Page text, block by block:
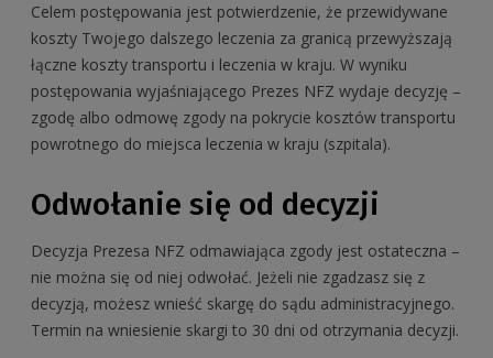
Celem postępowania jest potwierdzenie, że przewidywane
koszty Twojego dalszego leczenia za granicą przewyższają
łączne koszty transportu i leczenia w kraju. W wyniku
postępowania wyjaśniającego Prezes NFZ wydaje decyzję –
zgodę albo odmowę zgody na pokrycie kosztów transportu
powrotnego do miejsca leczenia w kraju (szpitala).
Odwołanie się od decyzji
Decyzja Prezesa NFZ odmawiająca zgody jest ostateczna –
nie można się od niej odwołać. Jeżeli nie zgadzasz się z
decyzją, możesz wnieść skargę do sądu administracyjnego.
Termin na wniesienie skargi to 30 dni od otrzymania decyzji.